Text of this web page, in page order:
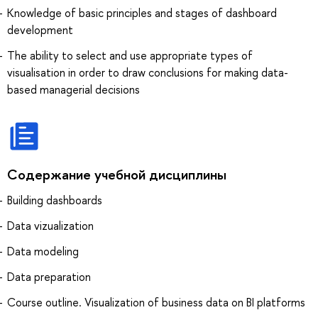
Knowledge of basic principles and stages of dashboard
development
The ability to select and use appropriate types of
visualisation in order to draw conclusions for making data-
based managerial decisions
Содержание учебной дисциплины
Building dashboards
Data vizualization
Data modeling
Data preparation
Course outline. Visualization of business data on BI platforms